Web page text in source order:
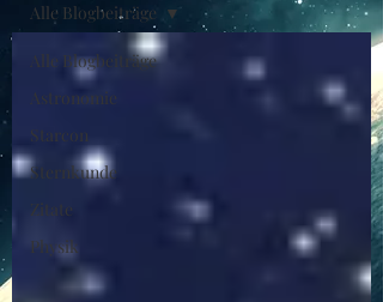
Alle Blogbeiträge
Astronomie
Starcon
Sternkunde
Zitate
Physik
Alle Blogbeiträge